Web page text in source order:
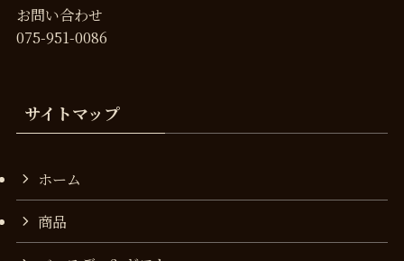
お問い合わせ
075-951-0086
サイトマップ
ホーム
商品